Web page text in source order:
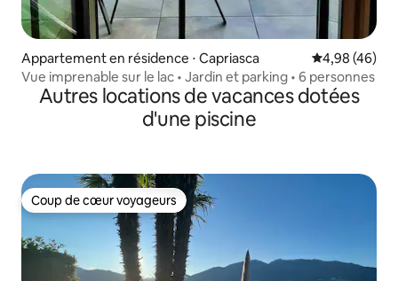
Appartement en résidence ⋅ Capriasca Évaluation
4,98 (46)
Vue imprenable sur le lac • Jardin et parking • 6 personnes
Autres locations de vacances dotées
d'une piscine
Coup de cœur voyageurs
Coup de cœur voyageurs